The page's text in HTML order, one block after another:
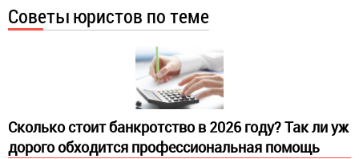
Советы юристов по теме
Сколько стоит банкротство в 2026 году? Так ли уж
дорого обходится профессиональная помощь